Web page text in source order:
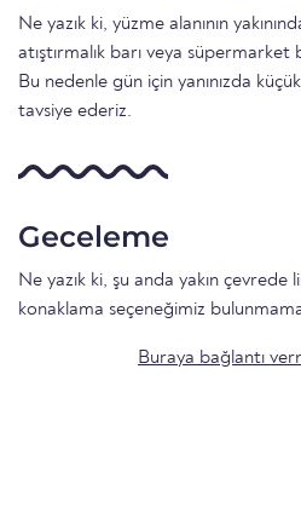
Ne yazık ki, yüzme alanının
atıştırmalık barı veya süpermarket
Bu nedenle gün için yanınızda
tavsiye ederiz.
Geceleme
Ne yazık ki, şu anda yakın
konaklama seçeneğimiz
Buraya bağlantı